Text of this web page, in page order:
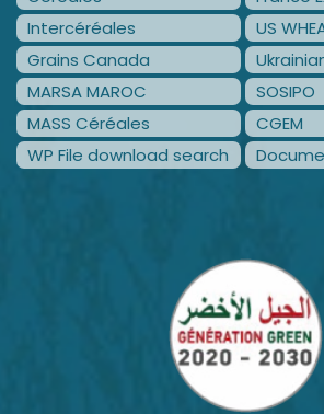
Intercéréales
US
Grains Canada
MARSA MAROC
SOSIPO
MASS Céréales
CGEM
WP File download search